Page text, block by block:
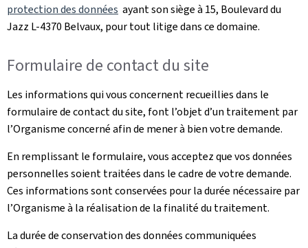
protection des données ayant son siège à 15, Boulevard du
Jazz L-4370 Belvaux, pour tout litige dans ce domaine.
Formulaire de contact du site
Les informations qui vous concernent recueillies dans le
formulaire de contact du site, font l’objet d’un traitement par
l’Organisme concerné afin de mener à bien votre demande.
En remplissant le formulaire, vous acceptez que vos données
personnelles soient traitées dans le cadre de votre demande.
Ces informations sont conservées pour la durée nécessaire par
l’Organisme à la réalisation de la finalité du traitement.
La durée de conservation des données communiquées